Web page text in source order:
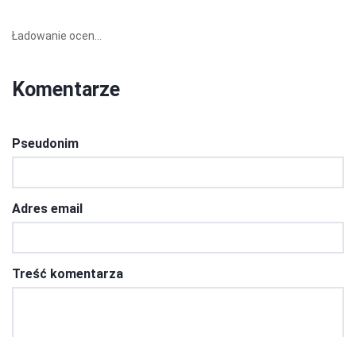
Ładowanie ocen...
Komentarze
Pseudonim
Adres email
Treść komentarza